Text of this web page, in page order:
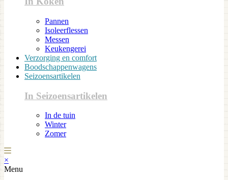
Pannen
Isoleerflessen
Messen
Keukengerei
Verzorging en comfort
Boodschappenwagens
Seizoensartikelen
In Seizoensartikelen
In de tuin
Winter
Zomer
×
Menu